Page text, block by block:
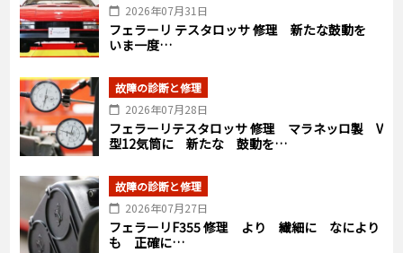
2026年07月31日
フェラーリ テスタロッサ 修理 新たな鼓動を
いま一度…
故障の診断と修理
2026年07月28日
フェラーリテスタロッサ 修理 マラネッロ製 V
型12気筒に 新たな 鼓動を…
故障の診断と修理
2026年07月27日
フェラーリF355 修理 より 繊細に なにより
も 正確に…